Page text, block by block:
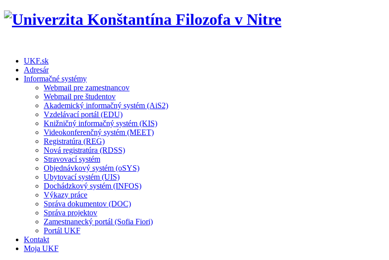
UKF.sk
Adresár
Informačné systémy
Webmail pre zamestnancov
Webmail pre študentov
Akademický informačný systém (AiS2)
Vzdelávací portál (EDU)
Knižničný informačný systém (KIS)
Videokonferenčný systém (MEET)
Registratúra (REG)
Nová registratúra (RDSS)
Stravovací systém
Objednávkový systém (oSYS)
Ubytovací systém (UIS)
Dochádzkový systém (INFOS)
Výkazy práce
Správa dokumentov (DOC)
Správa projektov
Zamestnanecký portál (Sofia Fiori)
Portál UKF
Kontakt
Moja UKF